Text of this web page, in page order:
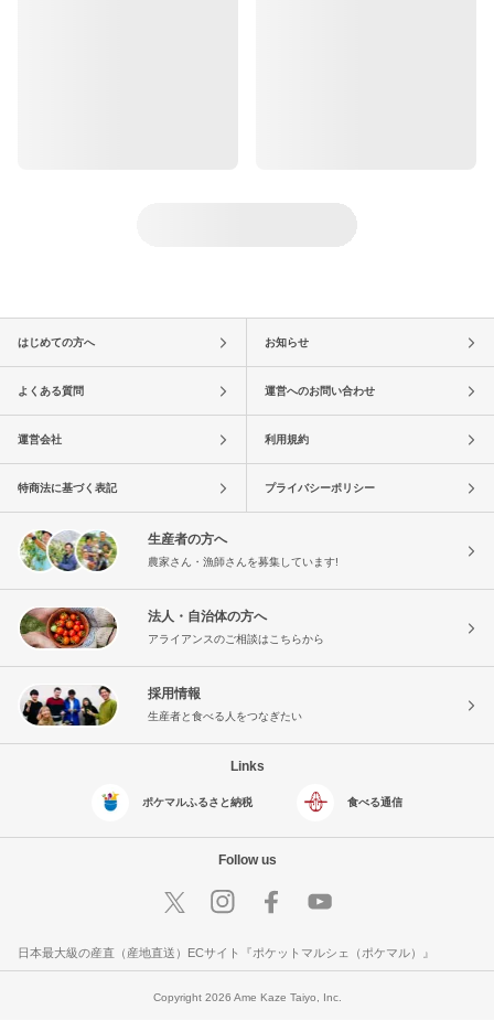
はじめての方へ お知らせ
よくある質問 運営へのお問い合わせ
運営会社 利用規約
特商法に基づく表記 プライバシーポリシー
生産者の方へ
農家さん・漁師さんを募集しています!
法人・自治体の方へ
アライアンスのご相談はこちらから
採用情報
生産者と食べる人をつなぎたい
Links
ポケマルふるさと納税 食べる通信
Follow us
日本最大級の産直（産地直送）ECサイト『ポケットマルシェ（ポケマル）』
Copyright 2026 Ame Kaze Taiyo, Inc.